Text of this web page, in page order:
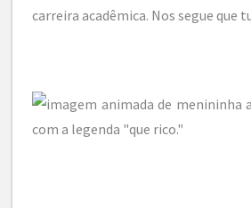
carreira acadêmica. Nos segue que